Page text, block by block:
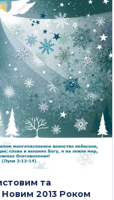
та
2013 Роком